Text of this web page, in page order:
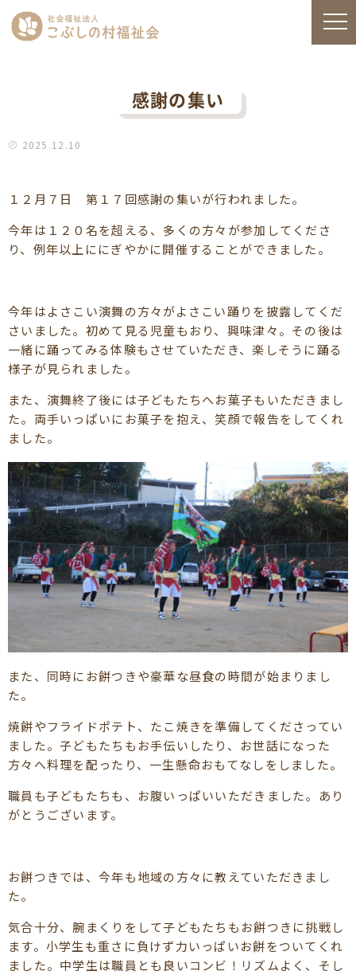
感謝の集い
2025.12.10
１２月７日 第１７回感謝の集いが行われました。
今年は１２０名を超える、多くの方々が参加してくださ
り、例年以上ににぎやかに開催することができました。
今年はよさこい演舞の方々がよさこい踊りを披露してくだ
さいました。初めて見る児童もおり、興味津々。その後は
一緒に踊ってみる体験もさせていただき、楽しそうに踊る
様子が見られました。
また、演舞終了後には子どもたちへお菓子もいただきまし
た。両手いっぱいにお菓子を抱え、笑顔で報告をしてくれ
ました。
また、同時にお餅つきや豪華な昼食の時間が始まりまし
た。
焼餅やフライドポテト、たこ焼きを準備してくださってい
ました。子どもたちもお手伝いしたり、お世話になった
方々へ料理を配ったり、一生懸命おもてなしをしました。
職員も子どもたちも、お腹いっぱいいただきました。あり
がとうございます。
お餅つきでは、今年も地域の方々に教えていただきまし
た。
気合十分、腕まくりをして子どもたちもお餅つきに挑戦し
ます。小学生も重さに負けず力いっぱいお餅をついてくれ
ました。中学生は職員とも良いコンビ！リズムよく、そし